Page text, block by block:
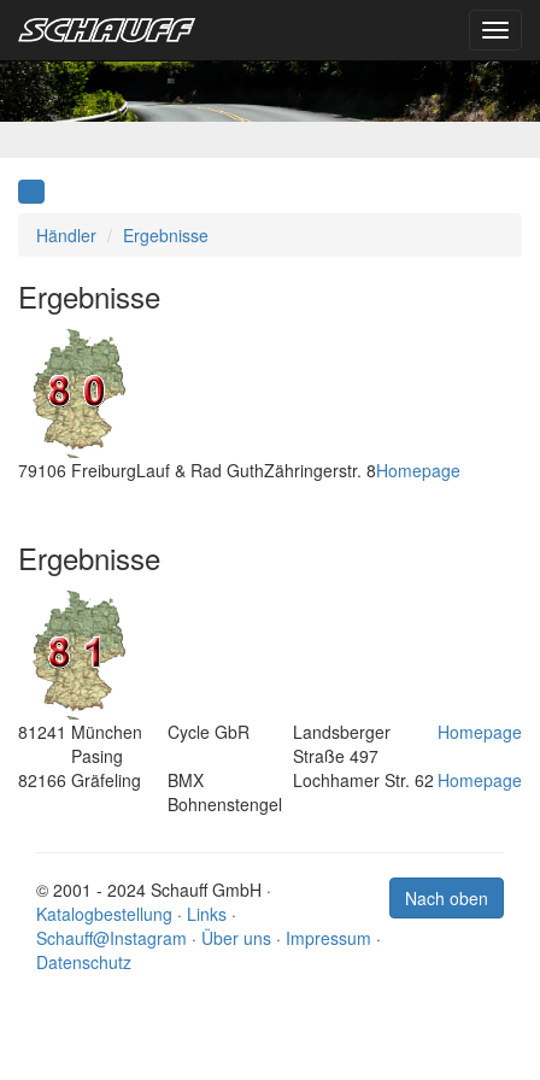
Händler Ergebnisse
Ergebnisse
79106 FreiburgLauf & Rad GuthZähringerstr. 8Homepage
Ergebnisse
81241 München
Pasing
Cycle GbR
Landsberger
Straße 497
Homepage
82166 Gräfeling
BMX
Bohnenstengel
Lochhamer Str. 62 Homepage
Nach oben
© 2001 - 2024 Schauff GmbH ·
Katalogbestellung · Links ·
Schauff@Instagram · Über uns · Impressum ·
Datenschutz